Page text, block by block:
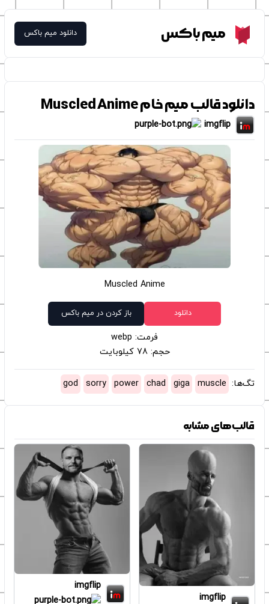
Meme Boxمیم باکس دانلود میم باکس
دانلود قالب میم خام Muscled Anime
imgflip
Muscled Anime
دانلود باز کردن در میم باکس
فرمت: webp
حجم: 78 کیلوبایت
تگ‌ها: muscle
giga
chad
power
sorry
god
قالب‌های مشابه
imgflip
imgflip